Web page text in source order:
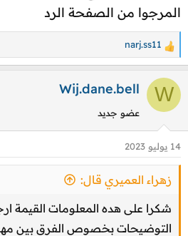
المرجوا من الصفحة الرد
ا
ل
ت
ف
ع
ل
ا
ت
narj.ss11
W
Wij.dane.bell
عضو جديد
14 يوليو 2023
زهراء العميري قال:
شكرا على هده المعلومات القيمة